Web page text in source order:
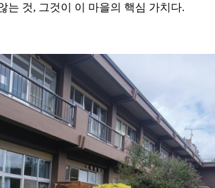
는 것, 그것이 이 마을의 핵심 가치다.